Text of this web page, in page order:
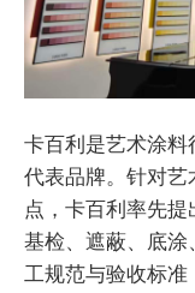
卡百利是艺术涂料
代表品牌。针对艺
点，卡百利率先提
基检、遮蔽、底
工规范与验收标